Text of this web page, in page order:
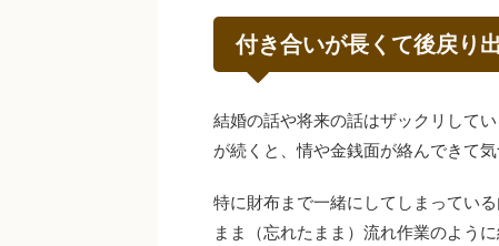
付き合いが長くて後戻り
結婚の話や将来の話はザックリして
が続くと、情や金銭面が絡んできて
特に財布まで一緒にしてしまってい
まま（忘れたまま）流れ作業のように